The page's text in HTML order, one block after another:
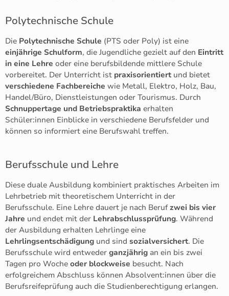
Polytechnische Schule
Die Polytechnische Schule (PTS oder Poly) ist eine
einjährige Schulform, die Jugendliche gezielt auf den Eintritt
in eine Lehre oder eine berufsbildende mittlere Schule
vorbereitet. Der Unterricht ist praxisorientiert und bietet
verschiedene Fachbereiche wie Metall, Elektro, Holz, Bau,
Handel/Büro, Dienstleistungen oder Tourismus. Durch
Schnuppertage und Betriebspraktika erhalten
Schüler:innen Einblicke in verschiedene Berufsfelder und
können so informiert eine Berufswahl treffen.
Berufsschule und Lehre
Diese duale Ausbildung kombiniert praktisches Arbeiten im
Lehrbetrieb mit theoretischem Unterricht in der
Berufsschule. Eine Lehre dauert je nach Berufzwei bis vier
Jahre und endet mit der Lehrabschlussprüfung. Während
der Ausbildung erhalten Lehrlinge eine
Lehrlingsentschädigung und sind sozialversichert. Die
Berufsschule wird entweder ganzjährig an ein bis zwei
Tagen pro Woche oder blockweise besucht. Nach
erfolgreichem Abschluss können Absolvent:innen über die
Berufsreifeprüfung auch die Studienberechtigung erlangen.